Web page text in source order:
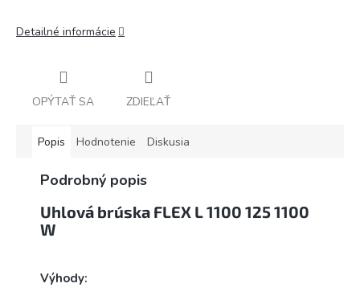
Detailné informácie
OPÝTAŤ SA ZDIEĽAŤ
Popis Hodnotenie Diskusia
Podrobný popis
Uhlová brúska FLEX L 1100 125 1100
W
Výhody: